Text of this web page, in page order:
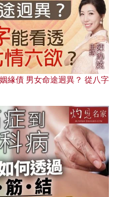
緣債 男女命途迥異？ 從八字